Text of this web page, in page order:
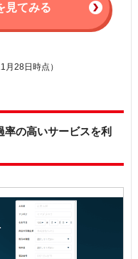
見てみる
28日時点）
率の高いサービスを利